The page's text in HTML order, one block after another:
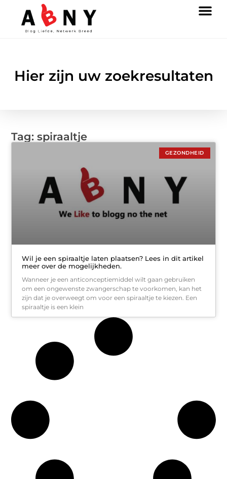
Hier zijn uw zoekresultaten
Tag: spiraaltje
GEZONDHEID
Wil je een spiraaltje laten plaatsen? Lees in dit artikel
meer over de mogelijkheden.
Wanneer je een anticonceptiemiddel wilt gaan gebruiken
om een ongewenste zwangerschap te voorkomen, kan het
zijn dat je overweegt om voor een spiraaltje te kiezen. Een
spiraaltje is een klein